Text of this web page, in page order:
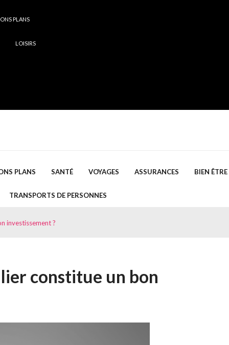
PLANS
LOISIRS
PLANS SANTÉ VOYAGES ASSURANCES BIEN ÊTRE
TRANSPORTS DE PERSONNES
investissement ?
constitue un bon